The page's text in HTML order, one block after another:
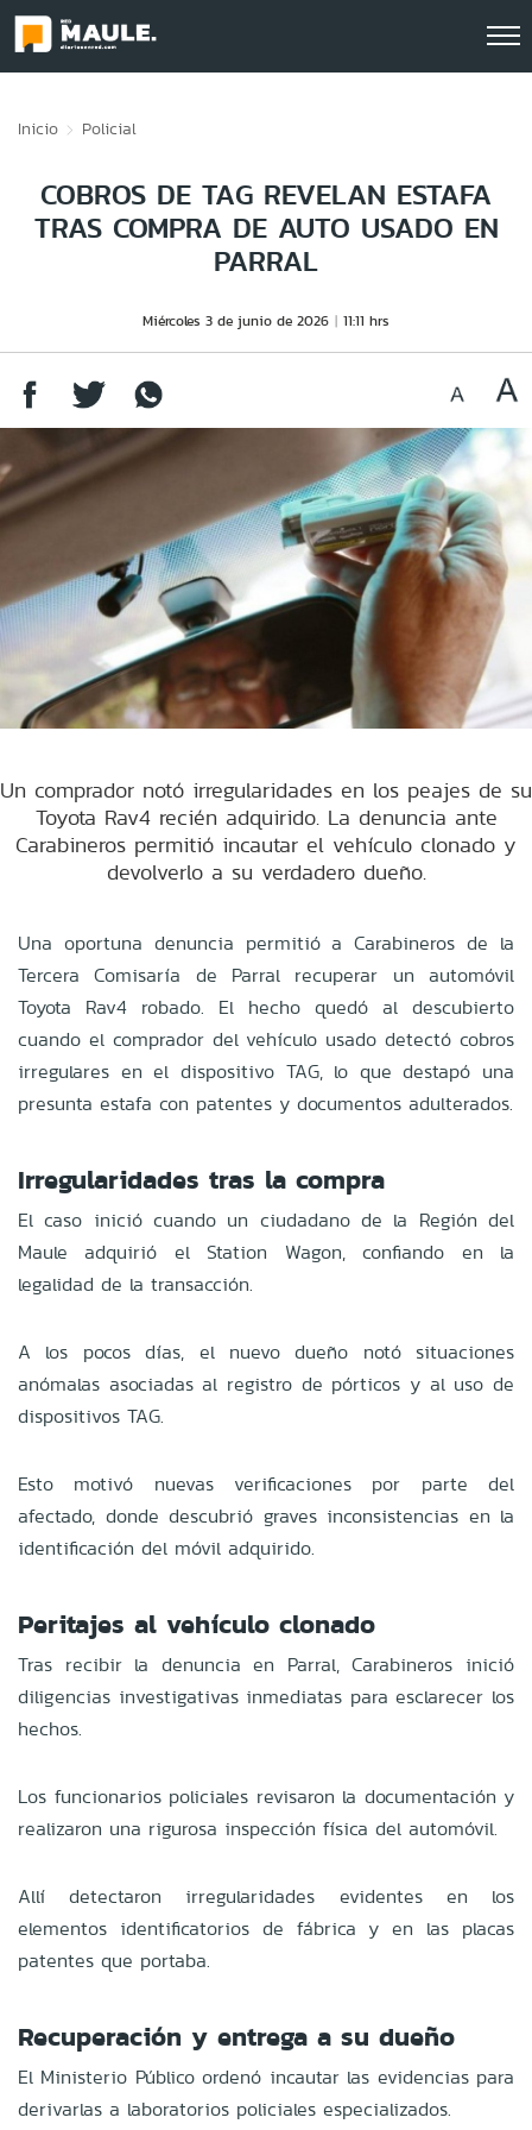
Inicio Policial
COBROS DE TAG REVELAN ESTAFA
TRAS COMPRA DE AUTO USADO EN
PARRAL
Miércoles 3 de junio de 2026 11:11 hrs
Un comprador notó irregularidades en los peajes de su
Toyota Rav4 recién adquirido. La denuncia ante
Carabineros permitió incautar el vehículo clonado y
devolverlo a su verdadero dueño.
Una oportuna denuncia permitió a Carabineros de la
Tercera Comisaría de Parral recuperar un automóvil
Toyota Rav4 robado. El hecho quedó al descubierto
cuando el comprador del vehículo usado detectó cobros
irregulares en el dispositivo TAG, lo que destapó una
presunta estafa con patentes y documentos adulterados.
Irregularidades tras la compra
El caso inició cuando un ciudadano de la Región del
Maule adquirió el Station Wagon, confiando en la
legalidad de la transacción.
A los pocos días, el nuevo dueño notó situaciones
anómalas asociadas al registro de pórticos y al uso de
dispositivos TAG.
Esto motivó nuevas verificaciones por parte del
afectado, donde descubrió graves inconsistencias en la
identificación del móvil adquirido.
Peritajes al vehículo clonado
Tras recibir la denuncia en Parral, Carabineros inició
diligencias investigativas inmediatas para esclarecer los
hechos.
Los funcionarios policiales revisaron la documentación y
realizaron una rigurosa inspección física del automóvil.
Allí detectaron irregularidades evidentes en los
elementos identificatorios de fábrica y en las placas
patentes que portaba.
Recuperación y entrega a su dueño
El Ministerio Público ordenó incautar las evidencias para
derivarlas a laboratorios policiales especializados.